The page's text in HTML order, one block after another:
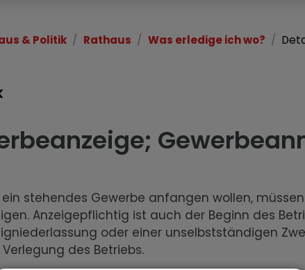
& Politik Rathaus Was erledige ich wo?
ein stehendes Gewerbe anfangen wollen,
Anzeigepflichtig ist auch der Beginn des
oder einer unselbstständigen
des Betriebs.